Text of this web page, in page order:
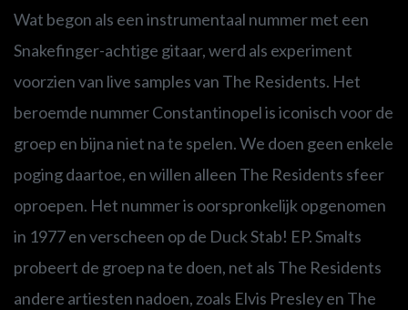
Wat begon als een instrumentaal nummer met een
Snakefinger-achtige gitaar, werd als experiment
voorzien van live samples van The Residents. Het
beroemde nummer Constantinopel is iconisch voor de
groep en bijna niet na te spelen. We doen geen enkele
poging daartoe, en willen alleen The Residents sfeer
oproepen. Het nummer is oorspronkelijk opgenomen
in 1977 en verscheen op de Duck Stab! EP. Smalts
probeert de groep na te doen, net als The Residents
andere artiesten nadoen, zoals Elvis Presley en The